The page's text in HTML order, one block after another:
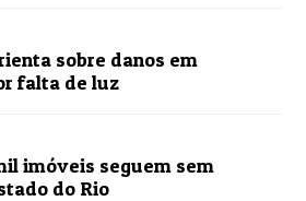
sobre danos em
falta de luz
imóveis seguem sem
do Rio